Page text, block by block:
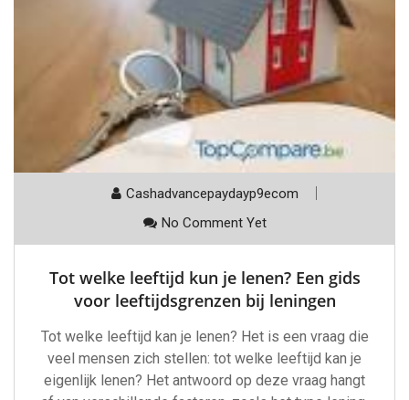
Cashadvancepaydayp9ecom
No Comment Yet
Tot welke leeftijd kun je lenen? Een gids
voor leeftijdsgrenzen bij leningen
Tot welke leeftijd kan je lenen? Het is een vraag die
veel mensen zich stellen: tot welke leeftijd kan je
eigenlijk lenen? Het antwoord op deze vraag hangt